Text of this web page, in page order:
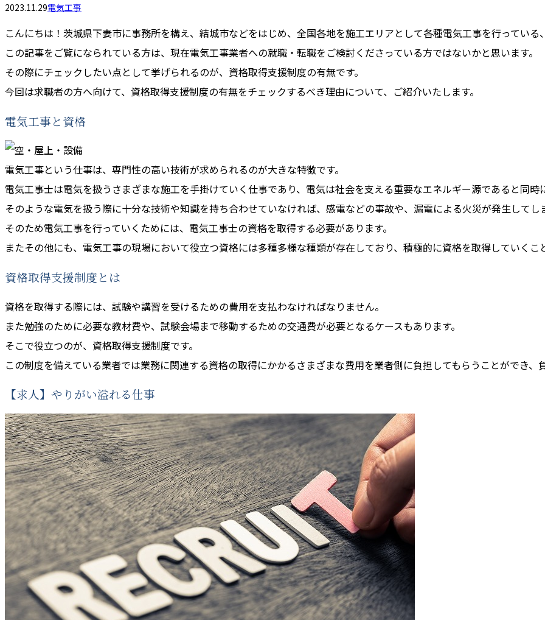
2023.11.29電気工事
こんにちは！茨城県下妻市に事務所を構え、結城市などをはじめ、全国各地を施工エリアとして各種電気工事を行っている
この記事をご覧になられている方は、現在電気工事業者への就職・転職をご検討くださっている方ではないかと思います。
その際にチェックしたい点として挙げられるのが、資格取得支援制度の有無です。
今回は求職者の方へ向けて、資格取得支援制度の有無をチェックするべき理由について、ご紹介いたします。
電気工事と資格
電気工事という仕事は、専門性の高い技術が求められるのが大きな特徴です。
電気工事士は電気を扱うさまざまな施工を手掛けていく仕事であり、電気は社会を支える重要なエネルギー源であると同時
そのような電気を扱う際に十分な技術や知識を持ち合わせていなければ、感電などの事故や、漏電による火災が発生してし
そのため電気工事を行っていくためには、電気工事士の資格を取得する必要があります。
またその他にも、電気工事の現場において役立つ資格には多種多様な種類が存在しており、積極的に資格を取得していくこ
資格取得支援制度とは
資格を取得する際には、試験や講習を受けるための費用を支払わなければなりません。
また勉強のために必要な教材費や、試験会場まで移動するための交通費が必要となるケースもあります。
そこで役立つのが、資格取得支援制度です。
この制度を備えている業者では業務に関連する資格の取得にかかるさまざまな費用を業者側に負担してもらうことができ、
【求人】やりがい溢れる仕事